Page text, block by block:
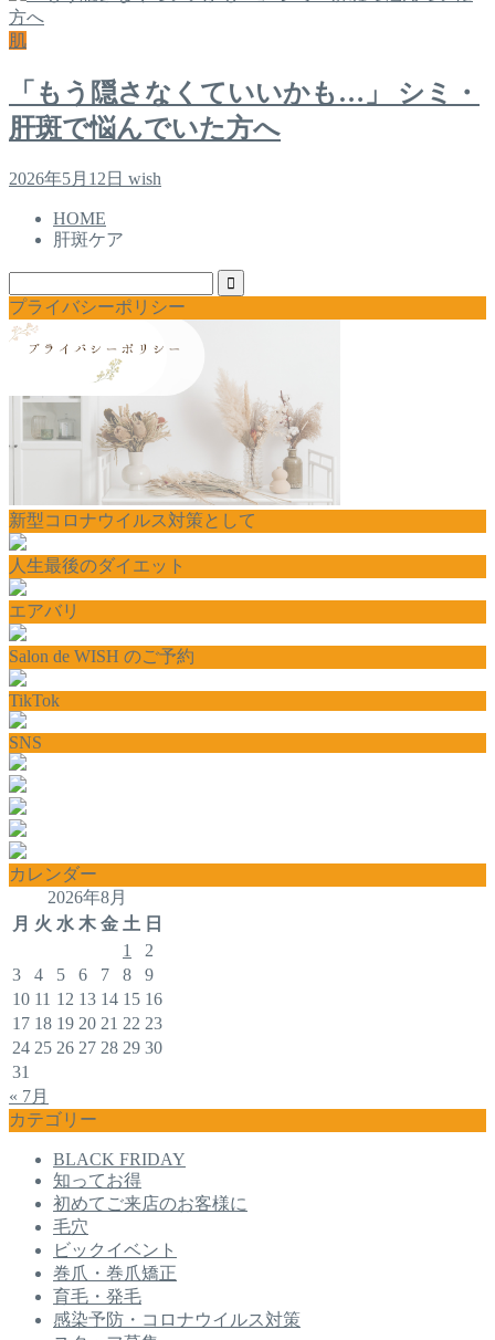
肌
「もう隠さなくていいかも…」 シミ・
肝斑で悩んでいた方へ
2026年5月12日 wish
HOME
肝斑ケア
プライバシーポリシー
新型コロナウイルス対策として
人生最後のダイエット
エアバリ
Salon de WISH のご予約
TikTok
SNS
カレンダー
2026年8月
月 火 水 木 金 土 日
1
2
3
4 5 6 7 8
9
10 11 12 13 14 15 16
17 18 19 20 21 22 23
24 25 26 27 28 29 30
31
« 7月
カテゴリー
BLACK FRIDAY
知ってお得
初めてご来店のお客様に
毛穴
ビックイベント
巻爪・巻爪矯正
育毛・発毛
感染予防・コロナウイルス対策